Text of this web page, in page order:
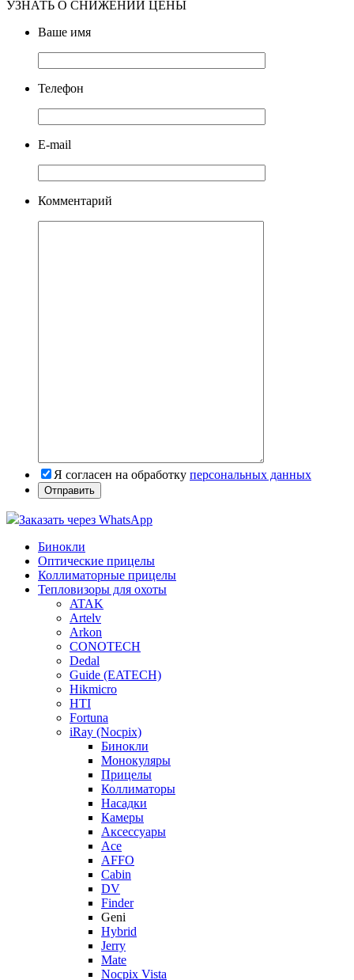
УЗНАТЬ О СНИЖЕНИИ ЦЕНЫ
Ваше имя
Телефон
E-mail
Комментарий
Я согласен на обработку персональных данных
Заказать через WhatsApp
Бинокли
Оптические прицелы
Коллиматорные прицелы
Тепловизоры для охоты
ATAK
Artelv
Arkon
CONOTECH
Dedal
Guide (EATECH)
Hikmicro
HTI
Fortuna
iRay (Nocpix)
Бинокли
Монокуляры
Прицелы
Коллиматоры
Насадки
Камеры
Аксессуары
Ace
AFFO
Cabin
DV
Finder
Geni
Hybrid
Jerry
Mate
Nocpix Vista